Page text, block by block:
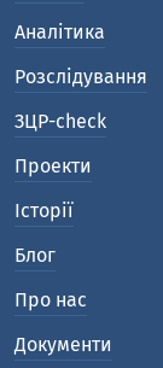
Аналітика
Розслідування
ЗЦР-check
Проекти
Історії
Блог
Про нас
Документи